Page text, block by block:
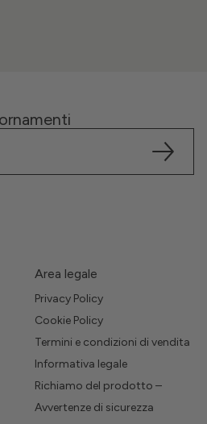
Area legale
Privacy Policy
Cookie Policy
Termini e condizioni di vendita
Informativa legale
Richiamo del prodotto –
Avvertenze di sicurezza